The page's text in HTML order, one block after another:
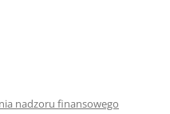
nadzoru finansowego